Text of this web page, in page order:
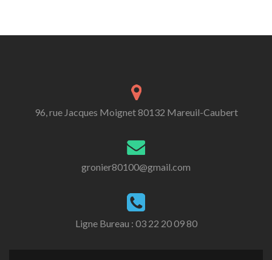
96, rue Jacques Moignet 80132 Mareuil-Caubert
gronier80100@gmail.com
Ligne Bureau : 03 22 20 09 80